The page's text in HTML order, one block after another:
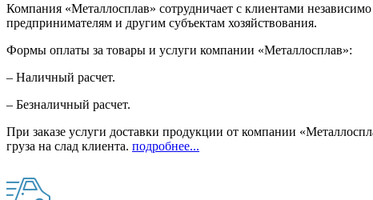
Компания «Металлосплав» сотрудничает с клиентами
предпринимателям и другим субъектам хозяйствования.
Формы оплаты за товары и услуги компании «Металлосплав»:
– Наличный расчет.
– Безналичный расчет.
При заказе услуги доставки продукции от компании
груза на слад клиента. подробнее...